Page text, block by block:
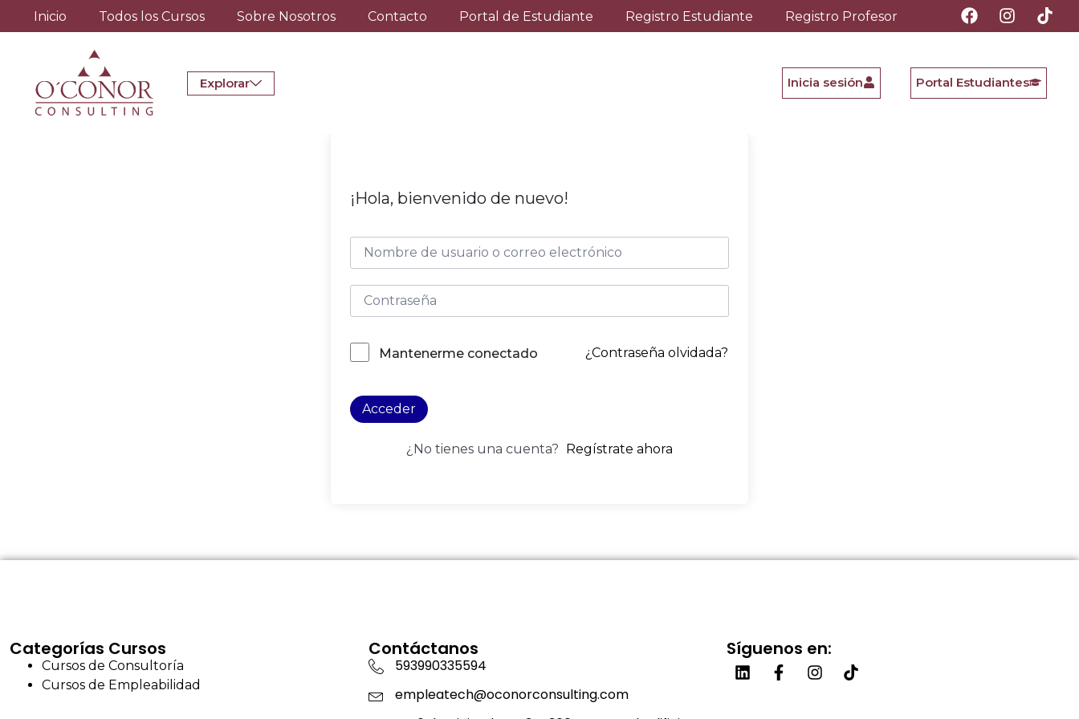
Inicio Todos los Cursos Sobre Nosotros Contacto Portal de Estudiante Registro Estudiante Registro Profesor
Explorar Inicia sesión Portal Estudiantes
¡Hola, bienvenido de nuevo!
Mantenerme conectado ¿Contraseña olvidada?
Acceder
¿No tienes una cuenta? Regístrate ahora
Categorías Cursos
Cursos de Consultoría
Cursos de Empleabilidad
Contáctanos
593990335594
empleatech@oconorconsulting.com
Síguenos en: